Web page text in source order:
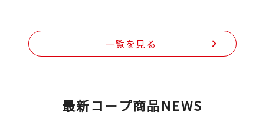
一覧を見る
最新コープ商品NEWS